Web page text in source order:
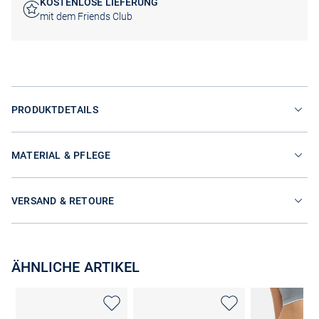
KOSTENLOSE LIEFERUNG
mit dem Friends Club
PRODUKTDETAILS
MATERIAL & PFLEGE
VERSAND & RETOURE
ÄHNLICHE ARTIKEL